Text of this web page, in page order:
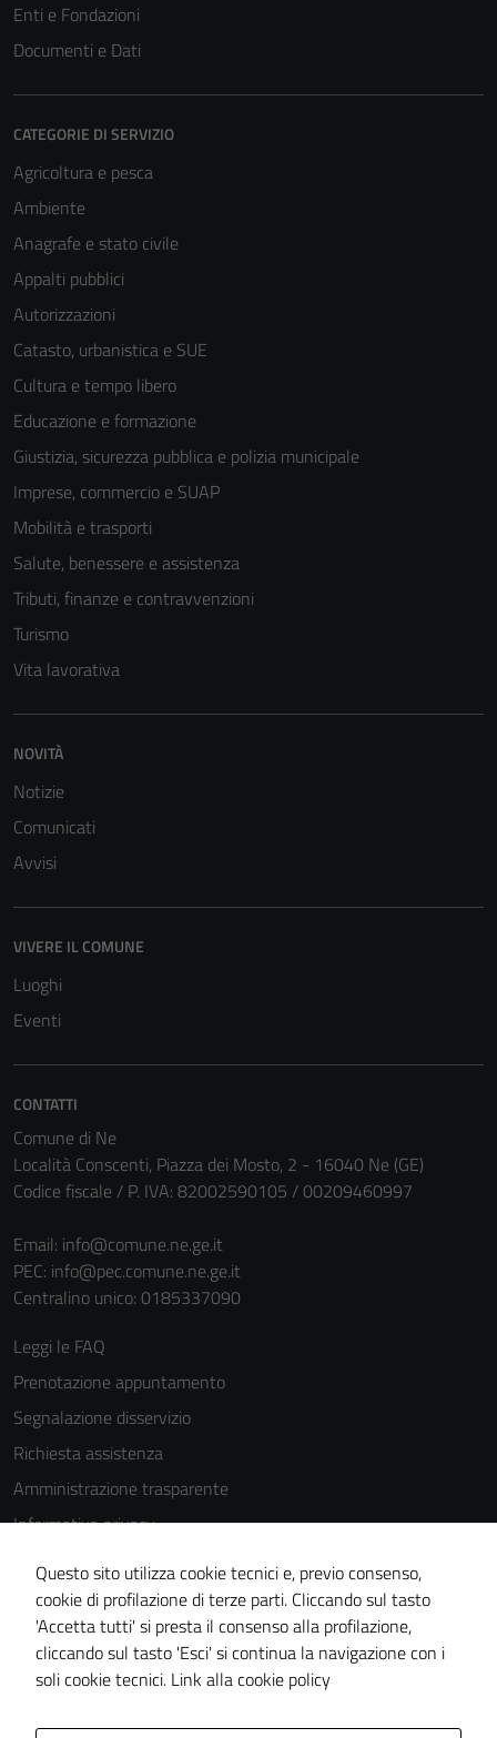
Enti e Fondazioni
Documenti e Dati
CATEGORIE DI SERVIZIO
Agricoltura e pesca
Ambiente
Anagrafe e stato civile
Appalti pubblici
Autorizzazioni
Catasto, urbanistica e SUE
Cultura e tempo libero
Educazione e formazione
Giustizia, sicurezza pubblica e polizia municipale
Imprese, commercio e SUAP
Mobilità e trasporti
Salute, benessere e assistenza
Tributi, finanze e contravvenzioni
Turismo
Vita lavorativa
NOVITÀ
Notizie
Comunicati
Avvisi
VIVERE IL COMUNE
Luoghi
Eventi
CONTATTI
Comune di Ne
Località Conscenti, Piazza dei Mosto, 2 - 16040 Ne (GE)
Codice fiscale / P. IVA: 82002590105 / 00209460997
Email: info@comune.ne.ge.it
PEC: info@pec.comune.ne.ge.it
Centralino unico: 0185337090
Leggi le FAQ
Prenotazione appuntamento
Segnalazione disservizio
Richiesta assistenza
Amministrazione trasparente
Informativa privacy
Cookie Policy
Note legali
Dichiarazione di accessibilità
Piano di miglioramento del sito
Questo sito utilizza cookie tecnici e, previo consenso,
cookie di profilazione di terze parti. Cliccando sul tasto
'Accetta tutti' si presta il consenso alla profilazione,
cliccando sul tasto 'Esci' si continua la navigazione con i
soli cookie tecnici. Link alla cookie policy
sono necessari
per il